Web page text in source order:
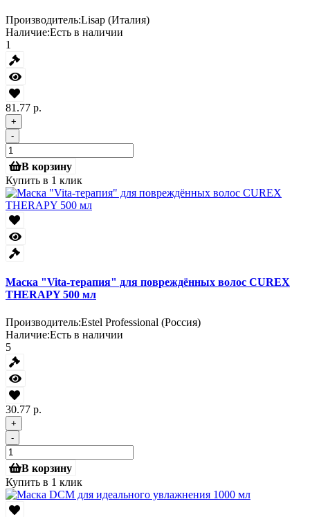
Производитель:Lisap (Италия)
Наличие:Есть в наличии
1
81.77 р.
+
-
В корзину
Купить в 1 клик
Маска "Vita-терапия" для повреждённых волос CUREX
THERAPY 500 мл
Производитель:Estel Professional (Россия)
Наличие:Есть в наличии
5
30.77 р.
+
-
В корзину
Купить в 1 клик